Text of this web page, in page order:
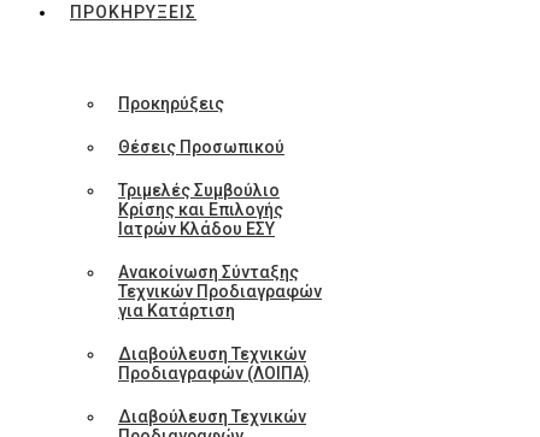
ΠΡΟΚΗΡΥΞΕΙΣ
Προκηρύξεις
Θέσεις Προσωπικού
Τριμελές Συμβούλιο
Κρίσης και Επιλογής
Ιατρών Κλάδου ΕΣΥ
Ανακοίνωση Σύνταξης
Τεχνικών Προδιαγραφών
για Κατάρτιση
Διαβούλευση Τεχνικών
Προδιαγραφών (ΛΟΙΠΑ)
Διαβούλευση Τεχνικών